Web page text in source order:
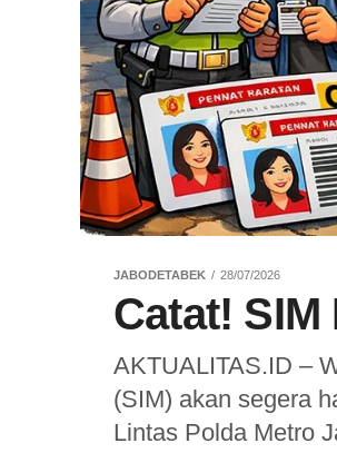
JABODETABEK 28/07/2026
Catat!
AKTUALITAS.ID –
(SIM) akan segera
Lintas Polda Metro